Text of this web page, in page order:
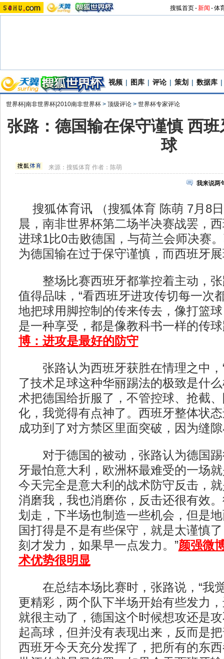
搜狐首页-新闻 -体
视频 | 图库 | 评论 | 策划 | 数据库 |
世界杯|南非世界杯|2010南非世界杯 > 顶级评论 > 世界杯专家评论
张路：德国输在保守谨慎 西
球
来源：搜狐体育 作者：陈萌
我来说两
搜狐体育讯 （搜狐体育 陈萌 7月8
晨，南非世界杯第二场半决赛战罢，
进球1比0击败德国，与荷兰会师决赛
为德国输在过于保守谨慎，而西班牙
整场比赛西班牙都掌控着主动，张
值得品味，“看西班牙进攻传切每一次
地把球用脚控制的传来传去，像打篮
是一种享受，都是像教科书一样的传球
博：进攻是最好的防守
张路认为西班牙获胜在情理之中，
了技术足球这种华丽踢法的极致是什
术把德国给折服了，不管控球、抢截
化，我觉得有点神了。西班牙整体状
成功到了对方禁区里面突破，因为缝隙
对于德国的被动，张路认为德国踢
牙最怕意大利，欧洲杯最难受的一场
今天完全是意大利的战术防守反击，
消磨我，我也消磨你，反击还很有效
划走，下半场也制造一些机会，但是
国打得是不是有些保守，就是太谨慎
刻才发力，如果早一点发力。”颜强微
术优势很明显
在总结本场比赛时，张路说，“我
更精彩，两个队下半场开始有些发力
就很主动了，德国这个时候想攻还是
起高球，但并没有表现出来，反而是
西班牙今天充分发挥了，把所有的东